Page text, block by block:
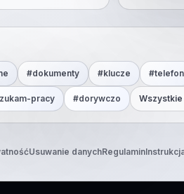
#dokumenty #klucze #telefon
pracy #dorywczo Wszystkie
Usuwanie danychRegulamin